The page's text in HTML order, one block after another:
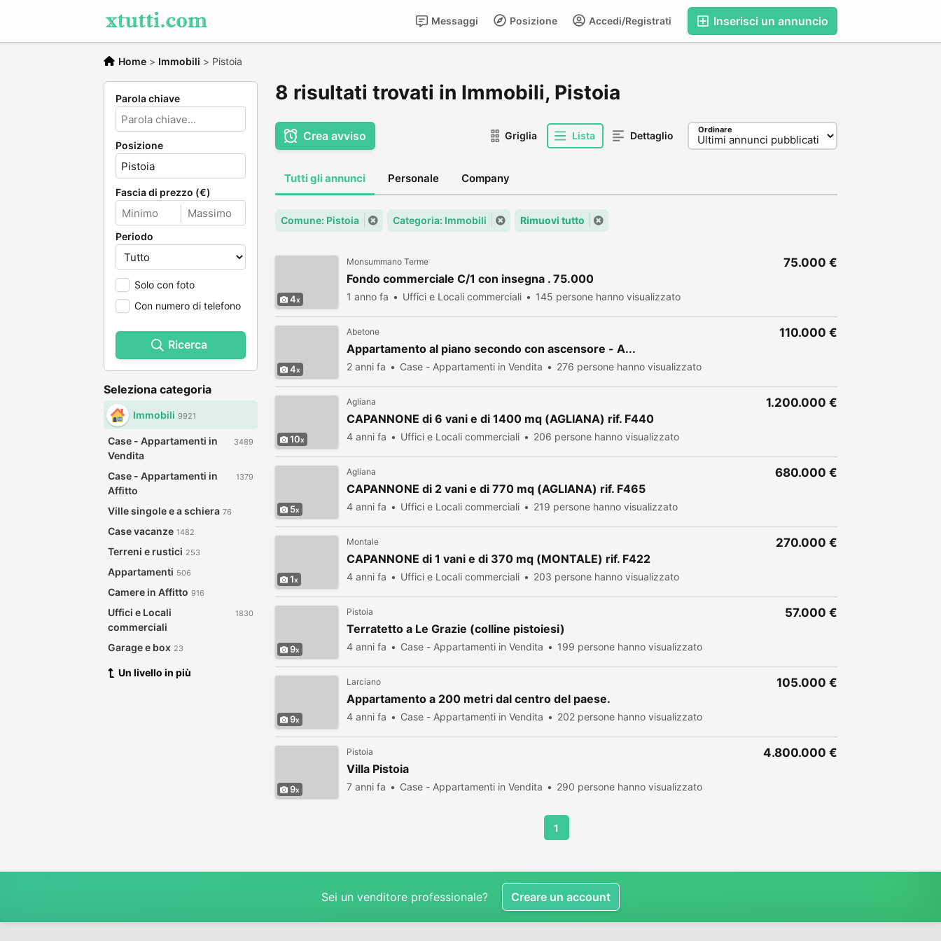
Inserisci un annuncio
Accedi/Registrati
Posizione
Messaggi
Home > Immobili > Pistoia
Parola chiave
Posizione
Fascia di prezzo (€)
Periodo
Solo con foto
Con numero di telefono
Ricerca
Seleziona categoria
Immobili 9921
Case - Appartamenti in
Vendita
3489
Case - Appartamenti in
Affitto
1379
Ville singole e a schiera 76
Case vacanze 1482
Terreni e rustici 253
Appartamenti 506
Camere in Affitto 916
Uffici e Locali
commerciali
1830
Garage e box 23
Un livello in più
8 risultati trovati in Immobili, Pistoia
Crea avviso Griglia Lista Dettaglio Ordinare
Tutti gli annunci Personale Company
Comune: Pistoia Categoria: Immobili Rimuovi tutto
4
Monsummano Terme
Fondo commerciale C/1 con insegna . 75.000
1 anno fa Uffici e Locali commerciali 145 persone hanno visualizzato
75.000 €
4
Abetone
Appartamento al piano secondo con ascensore - A...
2 anni fa Case - Appartamenti in Vendita 276 persone hanno visualizzato
110.000 €
10
Agliana
CAPANNONE di 6 vani e di 1400 mq (AGLIANA) rif. F440
4 anni fa Uffici e Locali commerciali 206 persone hanno visualizzato
1.200.000 €
5
Agliana
CAPANNONE di 2 vani e di 770 mq (AGLIANA) rif. F465
4 anni fa Uffici e Locali commerciali 219 persone hanno visualizzato
680.000 €
1
Montale
CAPANNONE di 1 vani e di 370 mq (MONTALE) rif. F422
4 anni fa Uffici e Locali commerciali 203 persone hanno visualizzato
270.000 €
9
Pistoia
Terratetto a Le Grazie (colline pistoiesi)
4 anni fa Case - Appartamenti in Vendita 199 persone hanno visualizzato
57.000 €
9
Larciano
Appartamento a 200 metri dal centro del paese.
4 anni fa Case - Appartamenti in Vendita 202 persone hanno visualizzato
105.000 €
9
Pistoia
Villa Pistoia
7 anni fa Case - Appartamenti in Vendita 290 persone hanno visualizzato
4.800.000 €
1
Sei un venditore professionale? Creare un account